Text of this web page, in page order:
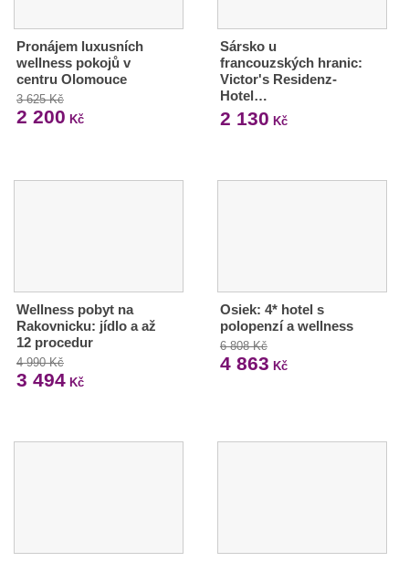
Pronájem luxusních
wellness pokojů v
centru Olomouce
3 625 Kč
2 200 Kč
Sársko u
francouzských hranic:
Victor's Residenz-
Hotel…
2 130 Kč
Wellness pobyt na
Rakovnicku: jídlo a až
12 procedur
4 990 Kč
3 494 Kč
Osiek: 4* hotel s
polopenzí a wellness
6 808 Kč
4 863 Kč